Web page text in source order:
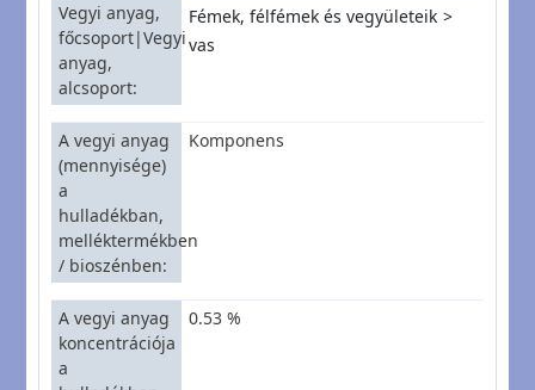
Vegyi anyag,
főcsoport|Vegyi
anyag,
alcsoport
Fémek, félfémek és vegyületeik
vas
A vegyi anyag
(mennyisége)
a
hulladékban,
melléktermékben
/ bioszénben
Komponens
A vegyi anyag
koncentrációja
a
0.53 %